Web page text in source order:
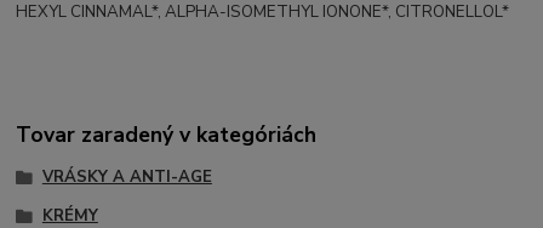
HEXYL CINNAMAL*, ALPHA-ISOMETHYL IONONE*, CITRONELLOL*
Tovar zaradený v kategóriách
VRÁSKY A ANTI-AGE
KRÉMY